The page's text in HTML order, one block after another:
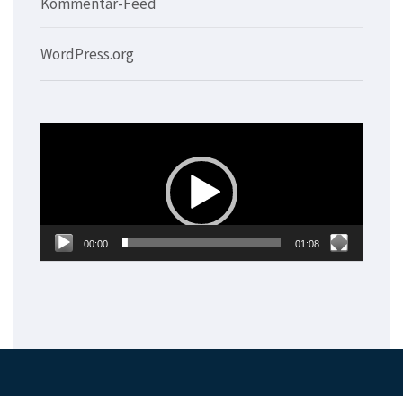
WordPress.org
00:00 01:08